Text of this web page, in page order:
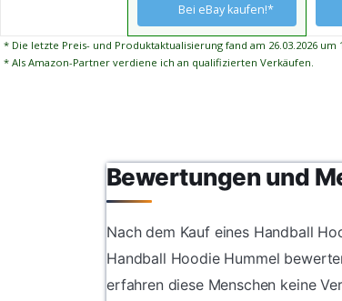
Bei eBay kaufen!*
* Die letzte Preis- und Produktaktualisierung fand am 26.03.2026 um
* Als Amazon-Partner verdiene ich an qualifizierten Verkäufen.
Bewertungen und
Nach dem Kauf eines Handball
Handball Hoodie Hummel
erfahren diese Menschen keine